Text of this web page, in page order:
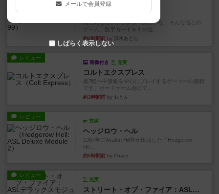
充実
ダブルナイン
雑に死なないラブレターみたいな、そんな感じの
ゲーム。数字カードを１の位...
約2時間前 by 深水あどら
レビュー
画像付き 充実
コルトエクスプレス
星7軽〜中量級を中心にプレイするゲーマーの感想
です。ボードゲーム会にて...
約3時間前 by おとん
レビュー
充実
ヘッジロウ・ヘル
1987年にAvalon Hill社が出版した『Hedgerow
He...
約5時間前 by Chaco
レビュー
充実
ストリート・オブ・ファイア：ASLデラックスモジュール1
メールで会員登録
しばらく表示しない